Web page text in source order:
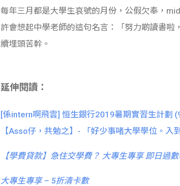
每年三月都是大學生哀號的月份，公假欠奉，
許會想起中學老師的這句名言：「努力啲讀書
續埋頭苦幹。
延伸閱讀：
[係intern啊飛雲] 恒生銀行2019暑期實習生計劃
【Asso仔，共勉之】- 「好少事啫大學學位。入
【學費貸款】急住交學費？ 大專生專享 即日過
大專生專享 – 5折清卡數